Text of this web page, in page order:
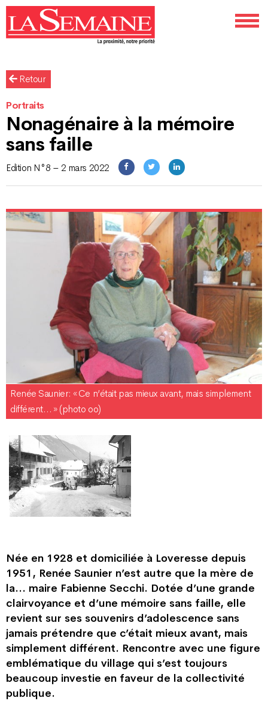
Retour
Portraits
Nonagénaire à la mémoire
sans faille
Edition N°8 – 2 mars 2022
Renée Saunier : « Ce n’était pas mieux avant, mais simplement
différent… » (photo oo)
Née en 1928 et domiciliée à Loveresse depuis
1951, Renée Saunier n’est autre que la mère de
la… maire Fabienne Secchi. Dotée d’une grande
clairvoyance et d’une mémoire sans faille, elle
revient sur ses souvenirs d’adolescence sans
jamais prétendre que c’était mieux avant, mais
simplement différent. Rencontre avec une figure
emblématique du village qui s’est toujours
beaucoup investie en faveur de la collectivité
publique.